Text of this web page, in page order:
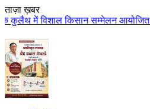
ताज़ा ख़बर
आयोजित लगभग 87.21 करोड़